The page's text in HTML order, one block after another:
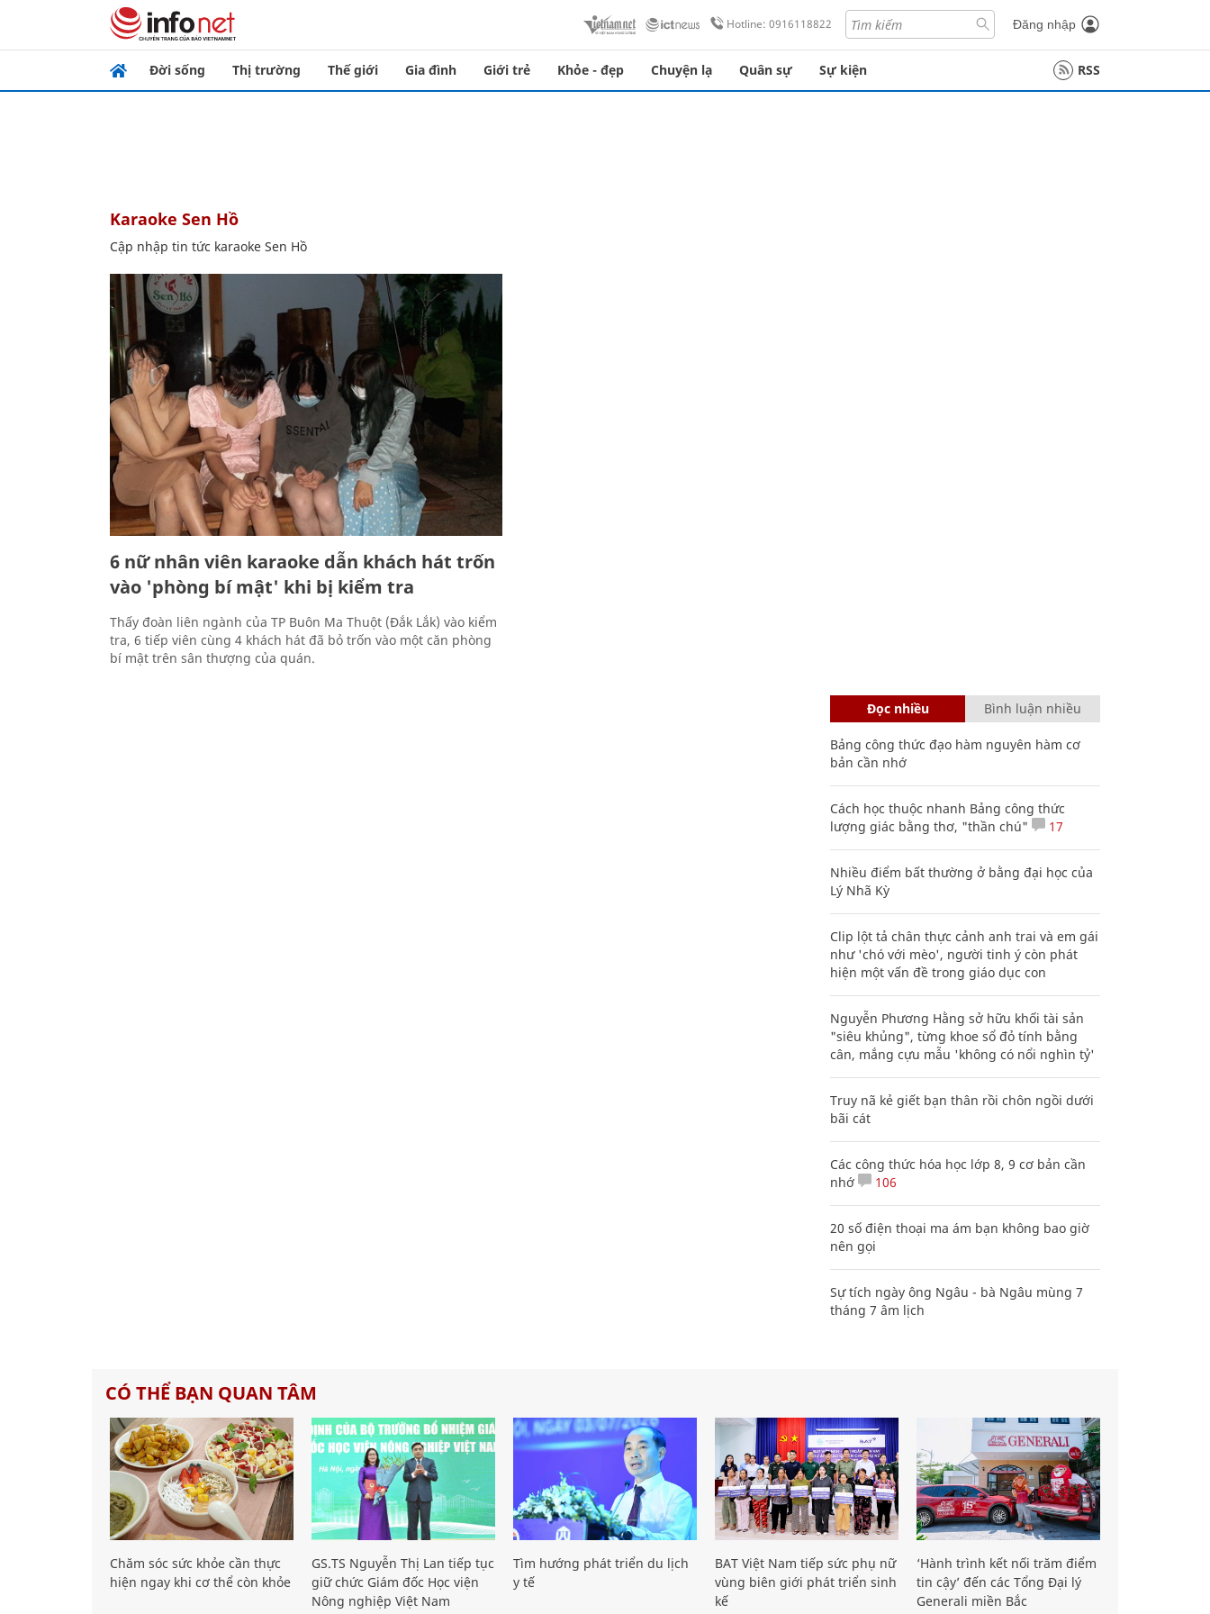
Hotline: 0916118822 Đăng nhập
Đời sống Thị trường Thế giới Gia đình Giới trẻ Khỏe - đẹp Chuyện lạ Quân sự Sự kiện RSS
karaoke Sen Hồ
Cập nhập tin tức karaoke Sen Hồ
6 nữ nhân viên karaoke dẫn khách hát trốn
vào 'phòng bí mật' khi bị kiểm tra
Thấy đoàn liên ngành của TP Buôn Ma Thuột (Đắk Lắk) vào kiểm
tra, 6 tiếp viên cùng 4 khách hát đã bỏ trốn vào một căn phòng
bí mật trên sân thượng của quán.
Đọc nhiều Bình luận nhiều
Bảng công thức đạo hàm nguyên hàm cơ
bản cần nhớ
Cách học thuộc nhanh Bảng công thức
lượng giác bằng thơ, "thần chú"
17
Nhiều điểm bất thường ở bằng đại học của
Lý Nhã Kỳ
Clip lột tả chân thực cảnh anh trai và em gái
như 'chó với mèo', người tinh ý còn phát
hiện một vấn đề trong giáo dục con
Nguyễn Phương Hằng sở hữu khối tài sản
"siêu khủng", từng khoe sổ đỏ tính bằng
cân, mắng cựu mẫu 'không có nổi nghìn tỷ'
Truy nã kẻ giết bạn thân rồi chôn ngồi dưới
bãi cát
Các công thức hóa học lớp 8, 9 cơ bản cần
nhớ
106
20 số điện thoại ma ám bạn không bao giờ
nên gọi
Sự tích ngày ông Ngâu - bà Ngâu mùng 7
tháng 7 âm lịch
CÓ THỂ BẠN QUAN TÂM
Chăm sóc sức khỏe cần thực
hiện ngay khi cơ thể còn khỏe
GS.TS Nguyễn Thị Lan tiếp tục
giữ chức Giám đốc Học viện
Nông nghiệp Việt Nam
Tìm hướng phát triển du lịch
y tế
BAT Việt Nam tiếp sức phụ nữ
vùng biên giới phát triển sinh
kế
‘Hành trình kết nối trăm điểm
tin cậy’ đến các Tổng Đại lý
Generali miền Bắc